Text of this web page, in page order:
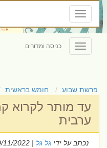
Toggle
navigation
Toggle
navigation
כניסה ומדורים
פרשת שבוע חומש בראשית
עד מותר לקרוא
ערבית
נכתב על ידיגל גל | 30/11/2022